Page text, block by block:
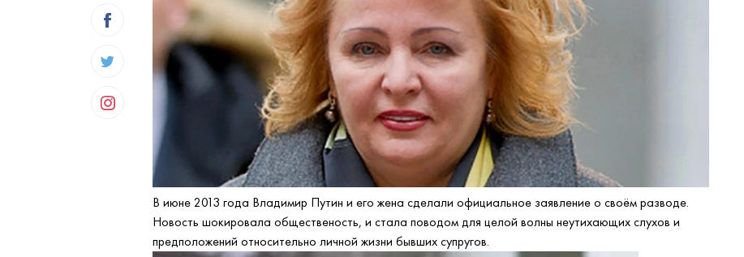
В июне 2013 года Владимир Путин и его жена сделали официальное заявление о своём разводе.
Новость шокировала общественость, и стала поводом для целой волны неутихающих слухов и
предположений относительно личной жизни бывших супругов.